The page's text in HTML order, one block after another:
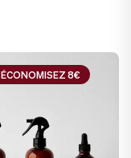
ÉCONOMISEZ 8€
ÉCONOMISEZ 8€